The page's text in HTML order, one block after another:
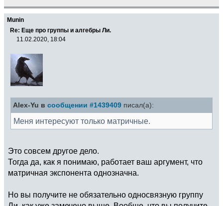
Munin
Re: Еще про группы и алгебры Ли.
11.02.2020, 18:04
Alex-Yu в сообщении #1439409 писал(а):
Меня интересуют только матричные.
Это совсем другое дело.
Тогда да, как я понимаю, работает ваш аргумент, что
матричная экспонента однозначна.
Но вы получите не обязательно односвязную группу